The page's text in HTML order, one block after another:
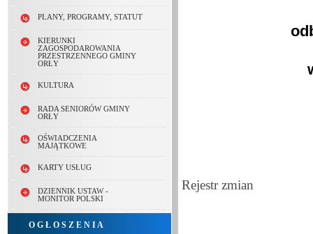
PLANY, PROGRAMY, STATUT
KIERUNKI
ZAGOSPODAROWANIA
PRZESTRZENNEGO GMINY
ORŁY
KULTURA
RADA SENIORÓW GMINY
ORŁY
OŚWIADCZENIA
MAJĄTKOWE
KARTY USŁUG
DZIENNIK USTAW -
MONITOR POLSKI
O G Ł O S Z E N I A
Rejestr zmian